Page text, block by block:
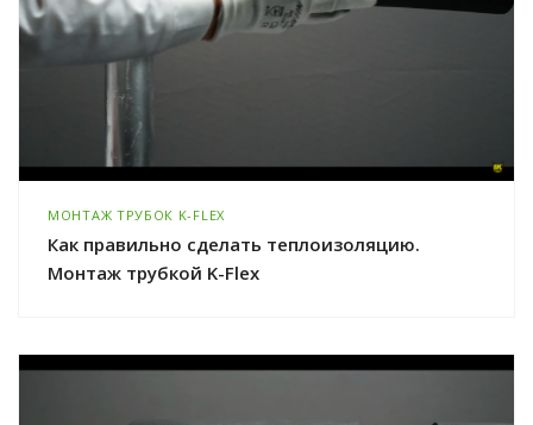
МОНТАЖ ТРУБОК K-FLEX
Как правильно сделать теплоизоляцию.
Монтаж трубкой K-Flex